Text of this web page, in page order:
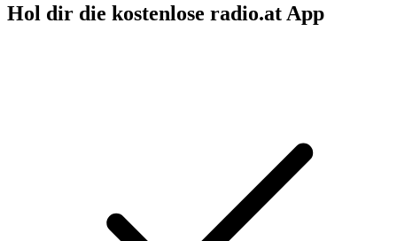
Hol dir die kostenlose radio.at App